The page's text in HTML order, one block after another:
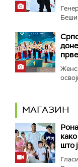
МАГАЗИН
што